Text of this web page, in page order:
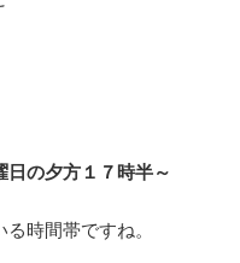
の夕方１７時半～
時間帯ですね。